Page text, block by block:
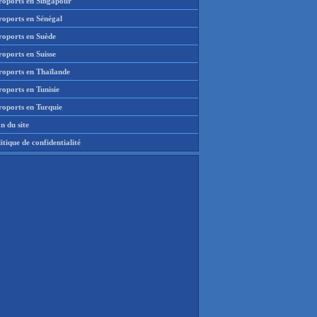
en Sénégal
en Suède
en Suisse
en Thaïlande
en Tunisie
en Turquie
du site
de confidentialité